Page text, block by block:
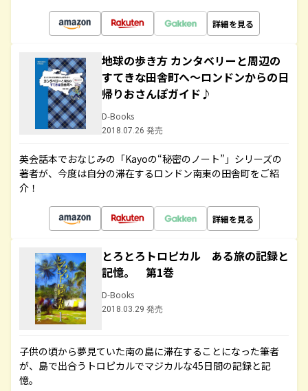
詳細を見る
地球の歩き方 カンタベリーと周辺の
すてきな田舎町へ～ロンドンからの日
帰りおさんぽガイド♪
D-Books
2018.07.26 発売
英会話本でおなじみの「Kayoの“秘密のノート”」シリーズの
著者が、今度は自分の滞在するロンドン南東の田舎町をご紹
介！
詳細を見る
とろとろトロピカル ある旅の記録と
記憶。 第1巻
D-Books
2018.03.29 発売
子供の頃から夢見ていた南の島に滞在することになった筆者
が、島で出合うトロピカルでマジカルな45日間の記録と記
憶。